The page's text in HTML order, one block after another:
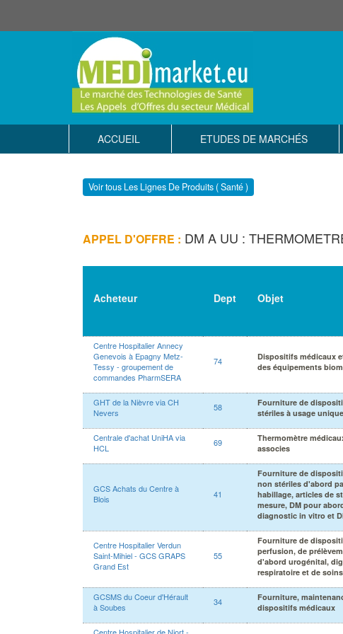
ACCUEIL ETUDES DE MARCHÉS
Voir tous Les Lignes De Produits ( Santé )
APPEL D'OFFRE : DM A UU :
Acheteur Dept Objet
Centre Hospitalier Annecy
Genevois à Epagny Metz-
Tessy - groupement de
commandes PharmSERA
74
Dispositifs médicaux
des équipements
GHT de la Nièvre via CH
Nevers
58
Fourniture de
stériles à usage
Centrale d'achat UniHA via
HCL
69
Thermomètre
associes
GCS Achats du Centre à
Blois
41
Fourniture de
non stériles d'abord
habillage, articles de
mesure, DM pour
diagnostic in vitro et
Centre Hospitalier Verdun
Saint-Mihiel - GCS GRAPS
Grand Est
55
Fourniture de
perfusion, de
d'abord urogénital,
respiratoire et de
GCSMS du Coeur d'Hérault
à Soubes
34
Fourniture,
dispositifs médicaux